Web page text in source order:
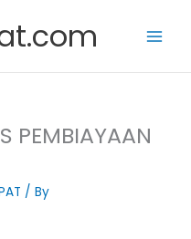
PEMBIAYAAN
/ By